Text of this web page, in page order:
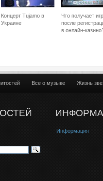
Концерт Tujamo в
Украине
Что получает
после
в онлайн-
Все о музыке Жизнь
Информация